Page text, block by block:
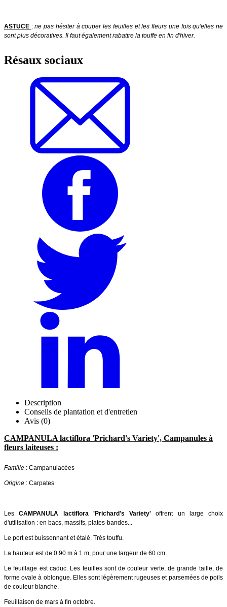
ASTUCE :ne pas hésiter à couper les feuilles et les fleurs une fois qu'elles ne
sont plus décoratives. Il faut également rabattre la touffe en fin d'hiver.
Résaux sociaux
Description
Conseils de plantation et d'entretien
Avis (0)
CAMPANULA lactiflora 'Prichard's Variety', Campanules à
fleurs laiteuses :
Famille : Campanulacées
Origine : Carpates
LesCAMPANULA lactiflora 'Prichard's Variety'offrent un large choix
d'utilisation : en bacs, massifs, plates-bandes...
Le port est buissonnant et étalé. Très touffu.
La hauteur est de 0.90 m à 1 m, pour une largeur de 60 cm.
Le feuillage est caduc. Les feuilles sont de couleur verte, de grande taille, de
forme ovale à oblongue. Elles sont légèrement rugeuses et parsemées de poils
de couleur blanche.
Feuillaison de mars à fin octobre.